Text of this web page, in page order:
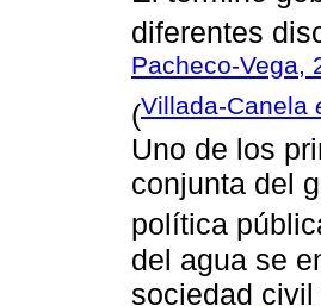
diferentes
Pacheco-Vega,
(Villada-Canela
Uno de los
conjunta del
política
del agua se
sociedad